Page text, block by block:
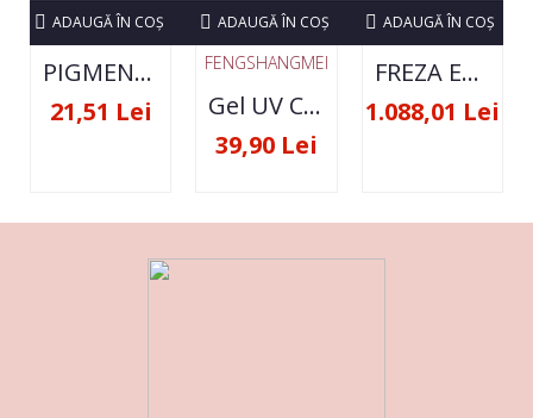
PIGMENT NEON SET 12 CULORI
21,51 Lei
ADAUGĂ ÎN COŞ
FENGSHANGMEI
Gel UV Constructie FSM 50ML - 07
39,90 Lei
ADAUGĂ ÎN COŞ
FREZA ELECTRICA STRONG 210 35000 RPM- ORIGINALA
1.088,01 Lei
ADAUGĂ ÎN COŞ